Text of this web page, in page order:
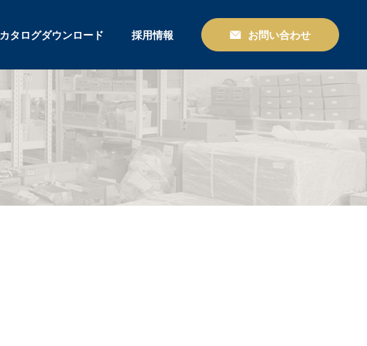
カタログダウンロード 採用情報 お問い合わせ